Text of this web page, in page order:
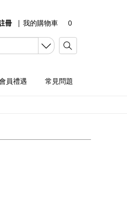
| 我的購物車 0
冊
員禮遇 常見問題